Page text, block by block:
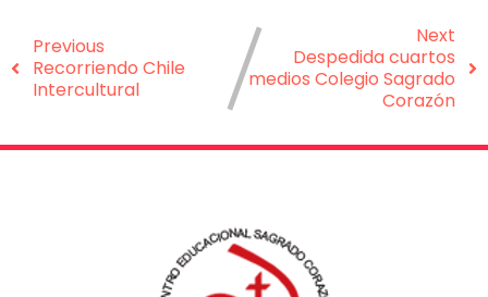
Previous
Recorriendo Chile
Intercultural
Next
Despedida cuartos
medios Colegio Sagrado
Corazón